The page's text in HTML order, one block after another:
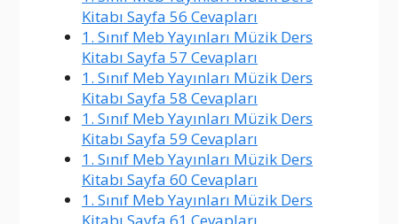
Kitabı Sayfa 56 Cevapları
1. Sınıf Meb Yayınları Müzik Ders
Kitabı Sayfa 57 Cevapları
1. Sınıf Meb Yayınları Müzik Ders
Kitabı Sayfa 58 Cevapları
1. Sınıf Meb Yayınları Müzik Ders
Kitabı Sayfa 59 Cevapları
1. Sınıf Meb Yayınları Müzik Ders
Kitabı Sayfa 60 Cevapları
1. Sınıf Meb Yayınları Müzik Ders
Kitabı Sayfa 61 Cevapları